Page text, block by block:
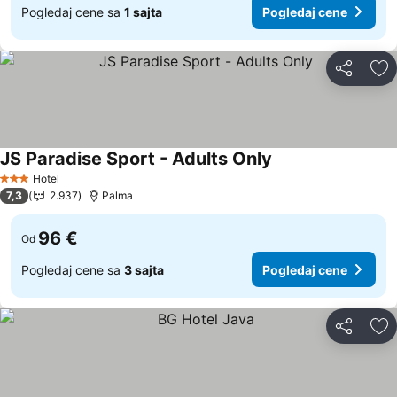
Pogledaj cene sa 1 sajta Pogledaj cene
Deli
3 Zvezdice
Hotel
JS Paradise Sport - Adults Only
7,3 2.937 Palma
Od 96 €
Pogledaj cene sa 3 sajta Pogledaj cene
Deli